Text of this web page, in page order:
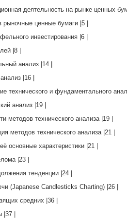
деятельность на рынке ценных
рыночные ценные бумаги |5 |
инвестирования |6 |
|8 |
анализ |14 |
|16 |
технического и фундаментального
анализ |19 |
методов технического анализа |19 |
методов технического анализа |21 |
основные характеристики |21 |
|23 |
тенденции |24 |
(Japanese Candlesticks Charting) |26 |
средних |36 |
|